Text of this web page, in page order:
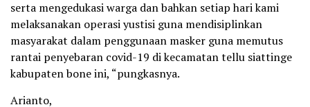
serta mengedukasi warga dan bahkan setiap hari kami
melaksanakan operasi yustisi guna mendisiplinkan
masyarakat dalam penggunaan masker guna memutus
rantai penyebaran covid-19 di kecamatan tellu siattinge
kabupaten bone ini, “pungkasnya.
Arianto,